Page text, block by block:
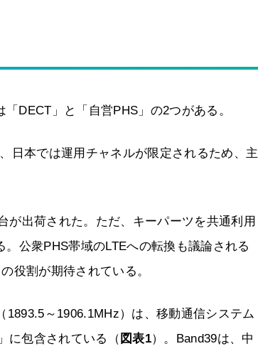
DECT」と「自営PHS」の2つがある。
日本では運用チャネルが限定されるため、主
が出荷された。ただ、キーパーツを共通利用
公衆PHS帯域のLTEへの転換も議論される
役割が期待されている。
～1906.1MHz）は、移動通信システム
に包含されている（ 図表1）。Band39は、中